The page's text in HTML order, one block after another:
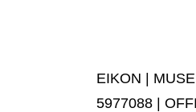
EIKON |
5977088 |